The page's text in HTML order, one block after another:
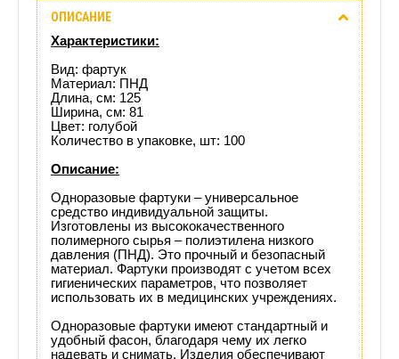
Отзывы
(0)
Доставка
этого
товара
ОПИСАНИЕ
Характеристики:
Вид: фартук
Материал: ПНД
Длина, см: 125
Ширина, см: 81
Цвет: голубой
Количество в упаковке, шт: 100
Описание:
Одноразовые фартуки – универсальное
средство индивидуальной защиты.
Изготовлены из высококачественного
полимерного сырья – полиэтилена низкого
давления (ПНД). Это прочный и безопасный
материал. Фартуки производят с учетом всех
гигиенических параметров, что позволяет
использовать их в медицинских учреждениях.
Одноразовые фартуки имеют стандартный и
удобный фасон, благодаря чему их легко
надевать и снимать. Изделия обеспечивают